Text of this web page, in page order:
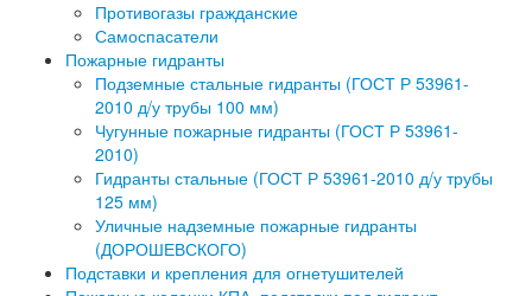
Противогазы гражданские
Самоспасатели
Пожарные гидранты
Подземные стальные гидранты (ГОСТ Р 53961-
2010 д/у трубы 100 мм)
Чугунные пожарные гидранты (ГОСТ Р 53961-
2010)
Гидранты стальные (ГОСТ Р 53961-2010 д/у трубы
125 мм)
Уличные надземные пожарные гидранты
(ДОРОШЕВСКОГО)
Подставки и крепления для огнетушителей